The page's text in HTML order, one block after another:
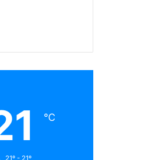
℃
21º - 21º